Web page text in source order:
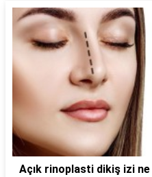
Açık rinoplasti dikiş izi